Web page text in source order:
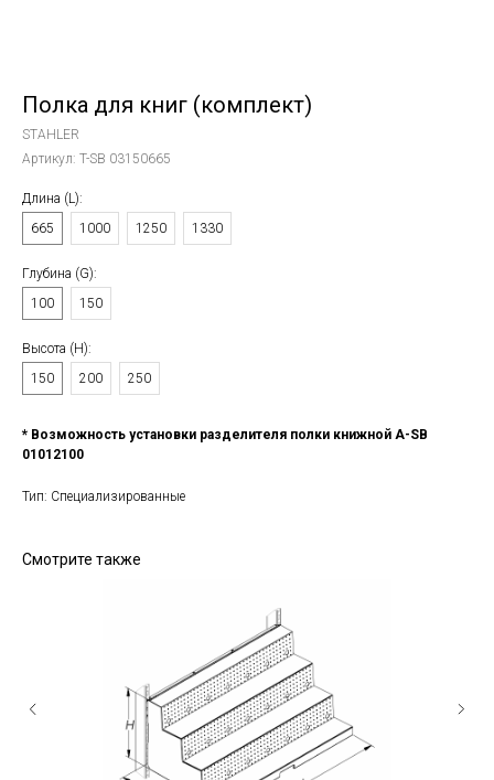
Полка для книг (комплект)
STAHLER
Артикул: T-SB 03150665
Длина (L):
665
1000 1250 1330
Глубина (G):
100
150
Высота (Н):
150
200 250
* Возможность установки разделителя полки книжной A-SB
01012100
Тип: Специализированные
Смотрите также